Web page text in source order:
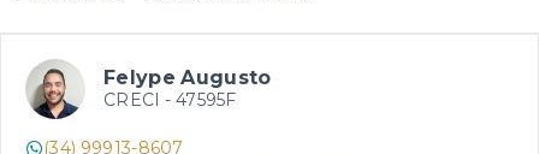
Felype Augusto
CRECI - 47595F
(34) 99913-8607